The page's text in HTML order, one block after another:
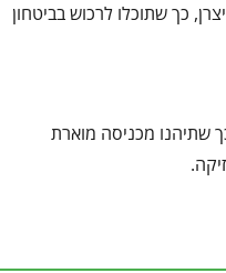
כך שתוכלו לרכוש בביטחון
טבעי, כך שתיהנו מכניסה מוארת